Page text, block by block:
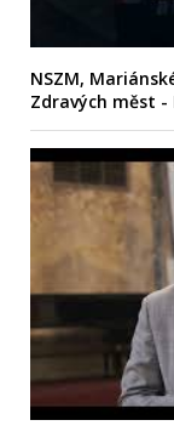
NSZM,
Zdravých měst -